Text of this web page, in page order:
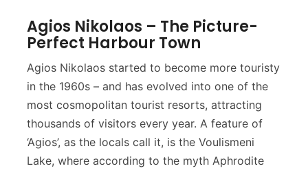
Agios Nikolaos – The Picture-
Perfect Harbour Town
Agios Nikolaos started to become more touristy
in the 1960s – and has evolved into one of the
most cosmopolitan tourist resorts, attracting
thousands of visitors every year. A feature of
‘Agios’, as the locals call it, is the Voulismeni
Lake, where according to the myth Aphrodite